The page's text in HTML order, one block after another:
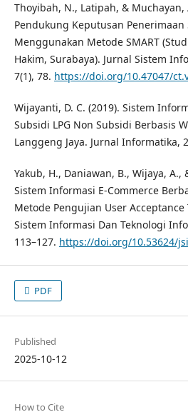
Thoyibah, N., Latipah, & Muchayan,
Pendukung Keputusan Penerimaan
Menggunakan Metode SMART
Hakim, Surabaya). Jurnal Sistem
7(1), 78. https://doi.org/10.47047/
Wijayanti, D. C. (2019). Sistem
Subsidi LPG Non Subsidi Berbasis
Langgeng Jaya. Jurnal Informatika,
Yakub, H., Daniawan, B., Wijaya, A.,
Sistem Informasi E-Commerce
Metode Pengujian User Acceptance
Sistem Informasi Dan Teknologi
113–127. https://doi.org/10.53624/
PDF
Published
2025-10-12
How to Cite